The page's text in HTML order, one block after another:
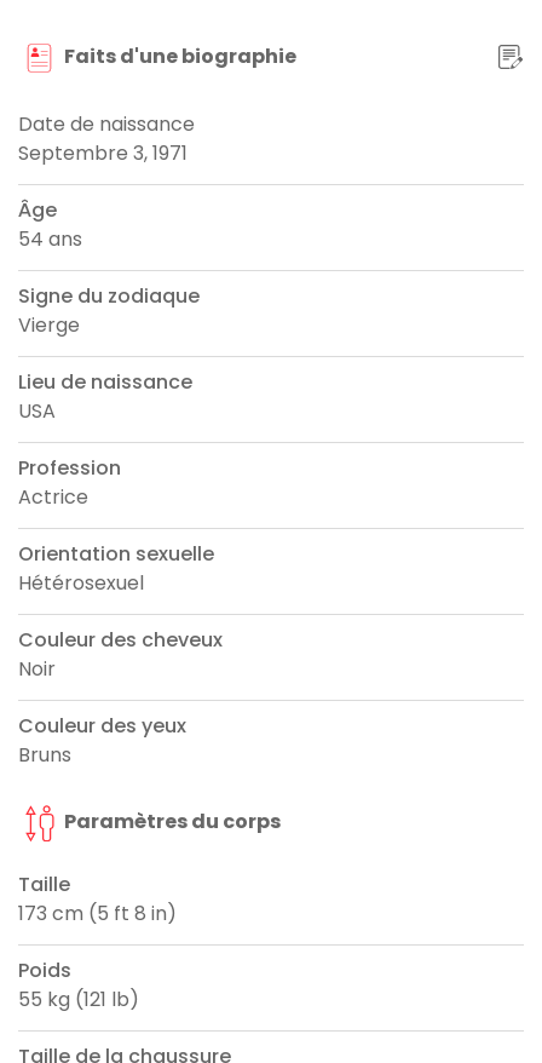
Faits d'une biographie
Date de naissance
Septembre 3, 1971
Âge
54 ans
Signe du zodiaque
Vierge
Lieu de naissance
USA
Profession
Actrice
Orientation sexuelle
Hétérosexuel
Couleur des cheveux
Noir
Couleur des yeux
Bruns
Paramètres du corps
Taille
173 cm (5 ft 8 in)
Poids
55 kg (121 lb)
Taille de la chaussure